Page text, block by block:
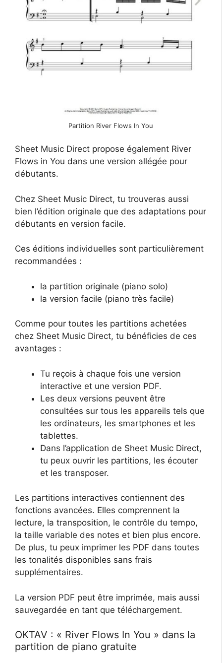
Partition River Flows In You
Sheet Music Direct propose également River
Flows in You dans une version allégée pour
débutants.
Chez Sheet Music Direct, tu trouveras aussi
bien l’édition originale que des adaptations pour
débutants en version facile.
Ces éditions individuelles sont particulièrement
recommandées :
la partition originale (piano solo)
la version facile (piano très facile)
Comme pour toutes les partitions achetées
chez Sheet Music Direct, tu bénéficies de ces
avantages :
Tu reçois à chaque fois une version
interactive et une version PDF.
Les deux versions peuvent être
consultées sur tous les appareils tels que
les ordinateurs, les smartphones et les
tablettes.
Dans l’application de Sheet Music Direct,
tu peux ouvrir les partitions, les écouter
et les transposer.
Les partitions interactives contiennent des
fonctions avancées. Elles comprennent la
lecture, la transposition, le contrôle du tempo,
la taille variable des notes et bien plus encore.
De plus, tu peux imprimer les PDF dans toutes
les tonalités disponibles sans frais
supplémentaires.
La version PDF peut être imprimée, mais aussi
sauvegardée en tant que téléchargement.
OKTAV : « River Flows In You » dans la
partition de piano gratuite